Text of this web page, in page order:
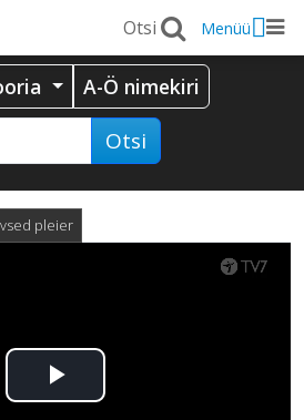
Menüü
A-Ö nimekiri
Otsi
pleier
Esita